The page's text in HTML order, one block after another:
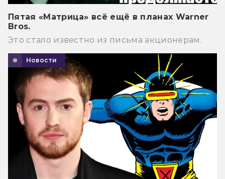
Пятая «Матрица» всё ещё в планах Warner
Bros.
Это стало известно из письма акционерам.
Новости